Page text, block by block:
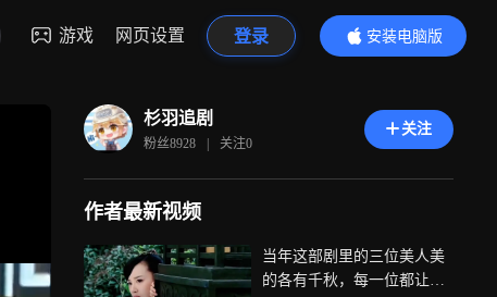
游戏 网页设置 登录
安装电脑版
内容更精彩
杉羽追剧
粉丝8928 | 关注0
关注
作者最新视频
当年这部剧里的三位美人美
的各有千秋，每一位都让人